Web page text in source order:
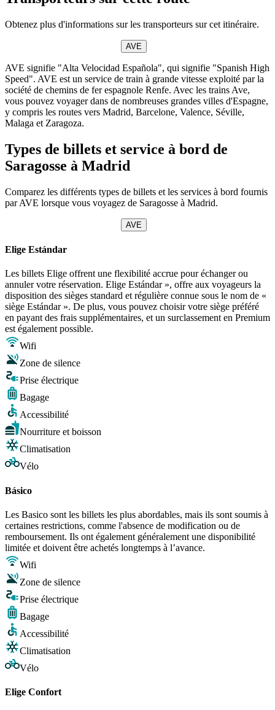
Obtenez plus d'informations sur les transporteurs sur cet itinéraire.
AVE
AVE signifie "Alta Velocidad Española", qui signifie "Spanish High
Speed". AVE est un service de train à grande vitesse exploité par la
société de chemins de fer espagnole Renfe. Avec les trains Ave,
vous pouvez voyager dans de nombreuses grandes villes d'Espagne,
y compris les routes vers Madrid, Barcelone, Valence, Séville,
Malaga et Zaragoza.
Types de billets et service à bord de
Saragosse à Madrid
Comparez les différents types de billets et les services à bord fournis
par AVE lorsque vous voyagez de Saragosse à Madrid.
AVE
Elige Estándar
Les billets Elige offrent une flexibilité accrue pour échanger ou
annuler votre réservation. Elige Estándar », offre aux voyageurs la
disposition des sièges standard et régulière connue sous le nom de «
siège Estándar ». De plus, vous pouvez choisir votre siège préféré
en payant des frais supplémentaires, et un surclassement en Premium
est également possible.
Wifi
Zone de silence
Prise électrique
Bagage
Accessibilité
Nourriture et boisson
Climatisation
Vélo
Básico
Les Basico sont les billets les plus abordables, mais ils sont soumis à
certaines restrictions, comme l'absence de modification ou de
remboursement. Ils ont également généralement une disponibilité
limitée et doivent être achetés longtemps à l’avance.
Wifi
Zone de silence
Prise électrique
Bagage
Accessibilité
Climatisation
Vélo
Elige Confort